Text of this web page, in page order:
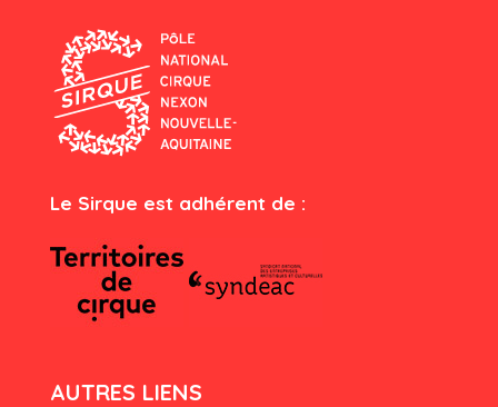
Le Sirque est adhérent de :
AUTRES LIENS